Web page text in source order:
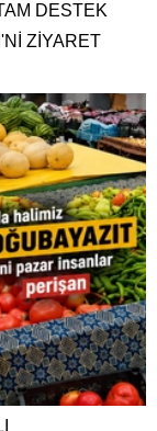
DESTEK
ZİYARET